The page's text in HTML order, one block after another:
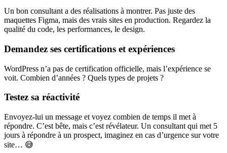
Un bon consultant a des réalisations à montrer. Pas juste des
maquettes Figma, mais des vrais sites en production. Regardez la
qualité du code, les performances, le design.
Demandez ses certifications et expériences
WordPress n’a pas de certification officielle, mais l’expérience se
voit. Combien d’années ? Quels types de projets ?
Testez sa réactivité
Envoyez-lui un message et voyez combien de temps il met à
répondre. C’est bête, mais c’est révélateur. Un consultant qui met 5
jours à répondre à un prospect, imaginez en cas d’urgence sur votre
site… 😅